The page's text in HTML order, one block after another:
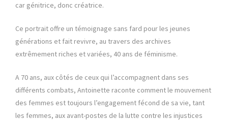
car génitrice, donc créatrice.
Ce portrait offre un témoignage sans fard pour les jeunes
générations et fait revivre, au travers des archives
extrêmement riches et variées, 40 ans de féminisme.
A 70 ans, aux côtés de ceux qui l’accompagnent dans ses
différents combats, Antoinette raconte comment le mouvement
des femmes est toujours l’engagement fécond de sa vie, tant
les femmes, aux avant-postes de la lutte contre les injustices